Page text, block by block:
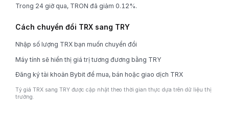
Trong 24 giờ qua, TRON đã giảm 0.12%.
Cách chuyển đổi TRX sang TRY
Nhập số lượng TRX bạn muốn chuyển đổi
Máy tính sẽ hiển thị giá trị tương đương bằng TRY
Đăng ký tài khoản Bybit để mua, bán hoặc giao dịch TRX
Tỷ giá TRX sang TRY được cập nhật theo thời gian thực dựa trên dữ liệu thị
trường.